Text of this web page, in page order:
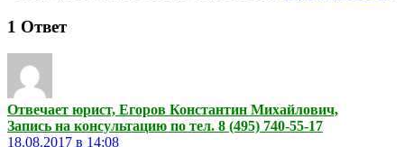
1 Ответ
Отвечает юрист, Егоров Константин Михайлович,
Запись на консультацию по тел. 8 (495) 740-55-17
18.08.2017 в 14:08